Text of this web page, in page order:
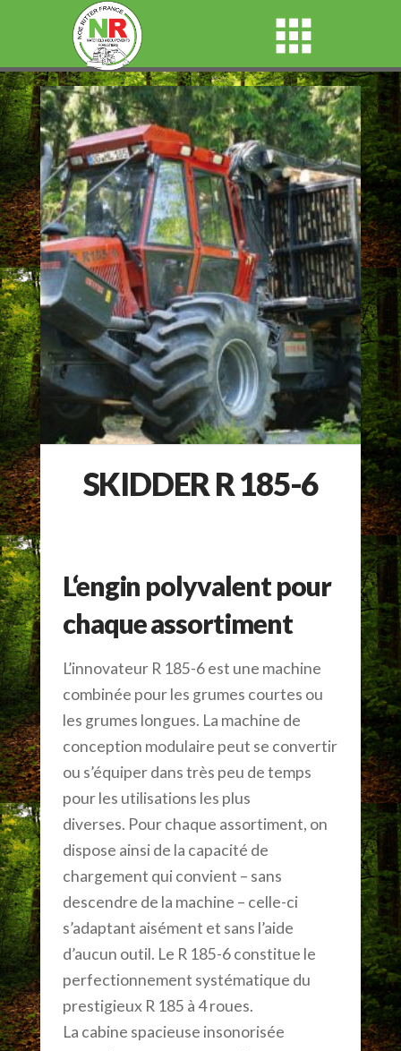
SKIDDER R 185-6
L‘engin polyvalent pour
chaque assortiment
L’innovateur R 185-6 est une machine
combinée pour les grumes courtes ou
les grumes longues. La machine de
conception modulaire peut se convertir
ou s’équiper dans très peu de temps
pour les utilisations les plus
diverses. Pour chaque assortiment, on
dispose ainsi de la capacité de
chargement qui convient – sans
descendre de la machine – celle-ci
s’adaptant aisément et sans l’aide
d’aucun outil. Le R 185-6 constitue le
perfectionnement systématique du
prestigieux R 185 à 4 roues.
La cabine spacieuse insonorisée